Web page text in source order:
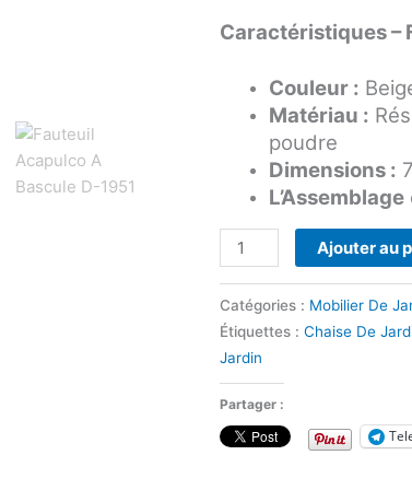
Caractéristiques –
Couleur :
Matériau :
poudre
Dimensions :
L’Assemblage
Ajouter au
Catégories : Mobilier De
Étiquettes : Chaise De
Jardin
Partager :